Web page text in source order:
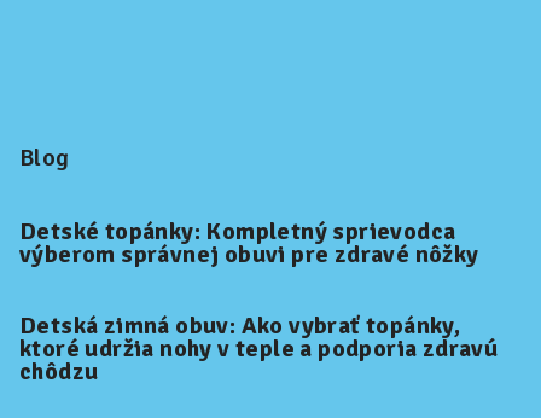
Blog
Detské topánky: Kompletný sprievodca
výberom správnej obuvi pre zdravé nôžky
Detská zimná obuv: Ako vybrať topánky,
ktoré udržia nohy v teple a podporia zdravú
chôdzu